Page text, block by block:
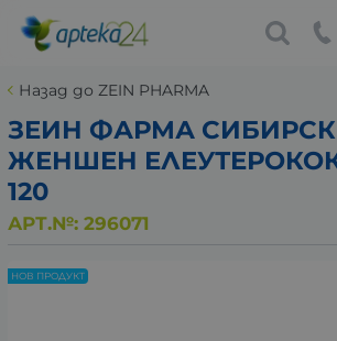
Назад до ZEIN PHARMA
ЗЕИН ФАРМА
ЖЕНШЕН ЕЛЕУТЕРОКОК
120
АРТ.№: 296071
НОВ ПРОДУКТ